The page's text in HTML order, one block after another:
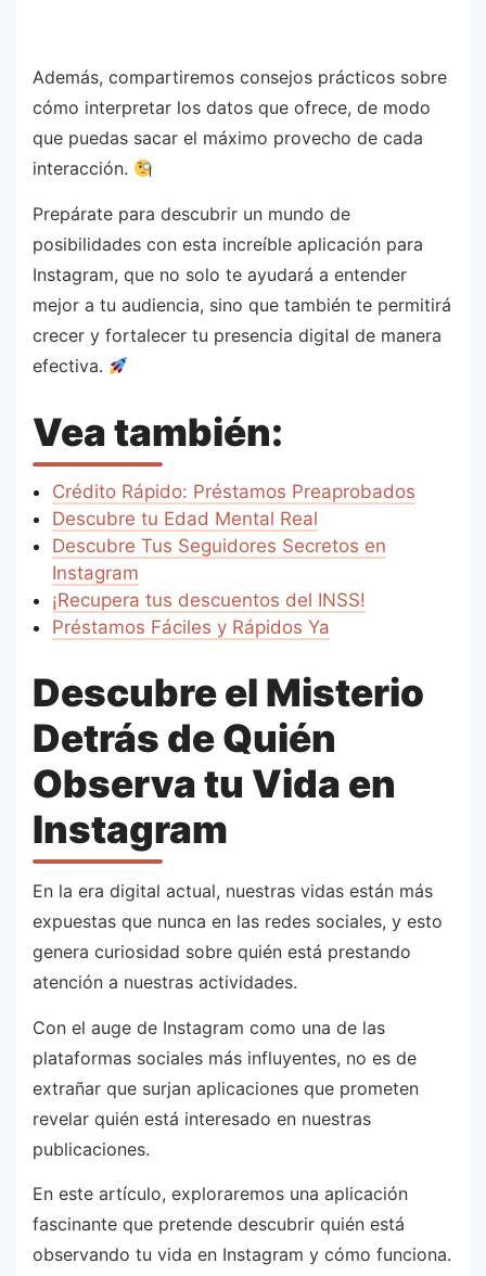
Además, compartiremos consejos prácticos sobre
cómo interpretar los datos que ofrece, de modo
que puedas sacar el máximo provecho de cada
interacción.
Prepárate para descubrir un mundo de
posibilidades con esta increíble aplicación para
Instagram, que no solo te ayudará a entender
mejor a tu audiencia, sino que también te permitirá
crecer y fortalecer tu presencia digital de manera
efectiva.
Vea también:
Crédito Rápido: Préstamos Preaprobados
Descubre tu Edad Mental Real
Descubre Tus Seguidores Secretos en
Instagram
¡Recupera tus descuentos del INSS!
Préstamos Fáciles y Rápidos Ya
Descubre el Misterio
Detrás de Quién
Observa tu Vida en
Instagram
En la era digital actual, nuestras vidas están más
expuestas que nunca en las redes sociales, y esto
genera curiosidad sobre quién está prestando
atención a nuestras actividades.
Con el auge de Instagram como una de las
plataformas sociales más influyentes, no es de
extrañar que surjan aplicaciones que prometen
revelar quién está interesado en nuestras
publicaciones.
En este artículo, exploraremos una aplicación
fascinante que pretende descubrir quién está
observando tu vida en Instagram y cómo funciona.